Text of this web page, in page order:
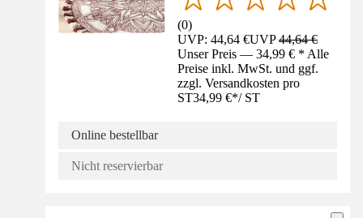
(0)
UVP: 44,64 €UVP44,64 €
Unser Preis — 34,99 € * Alle
Preise inkl. MwSt. und ggf.
zzgl. Versandkosten pro
ST34,99 €*/ ST
Online bestellbar
Nicht reservierbar